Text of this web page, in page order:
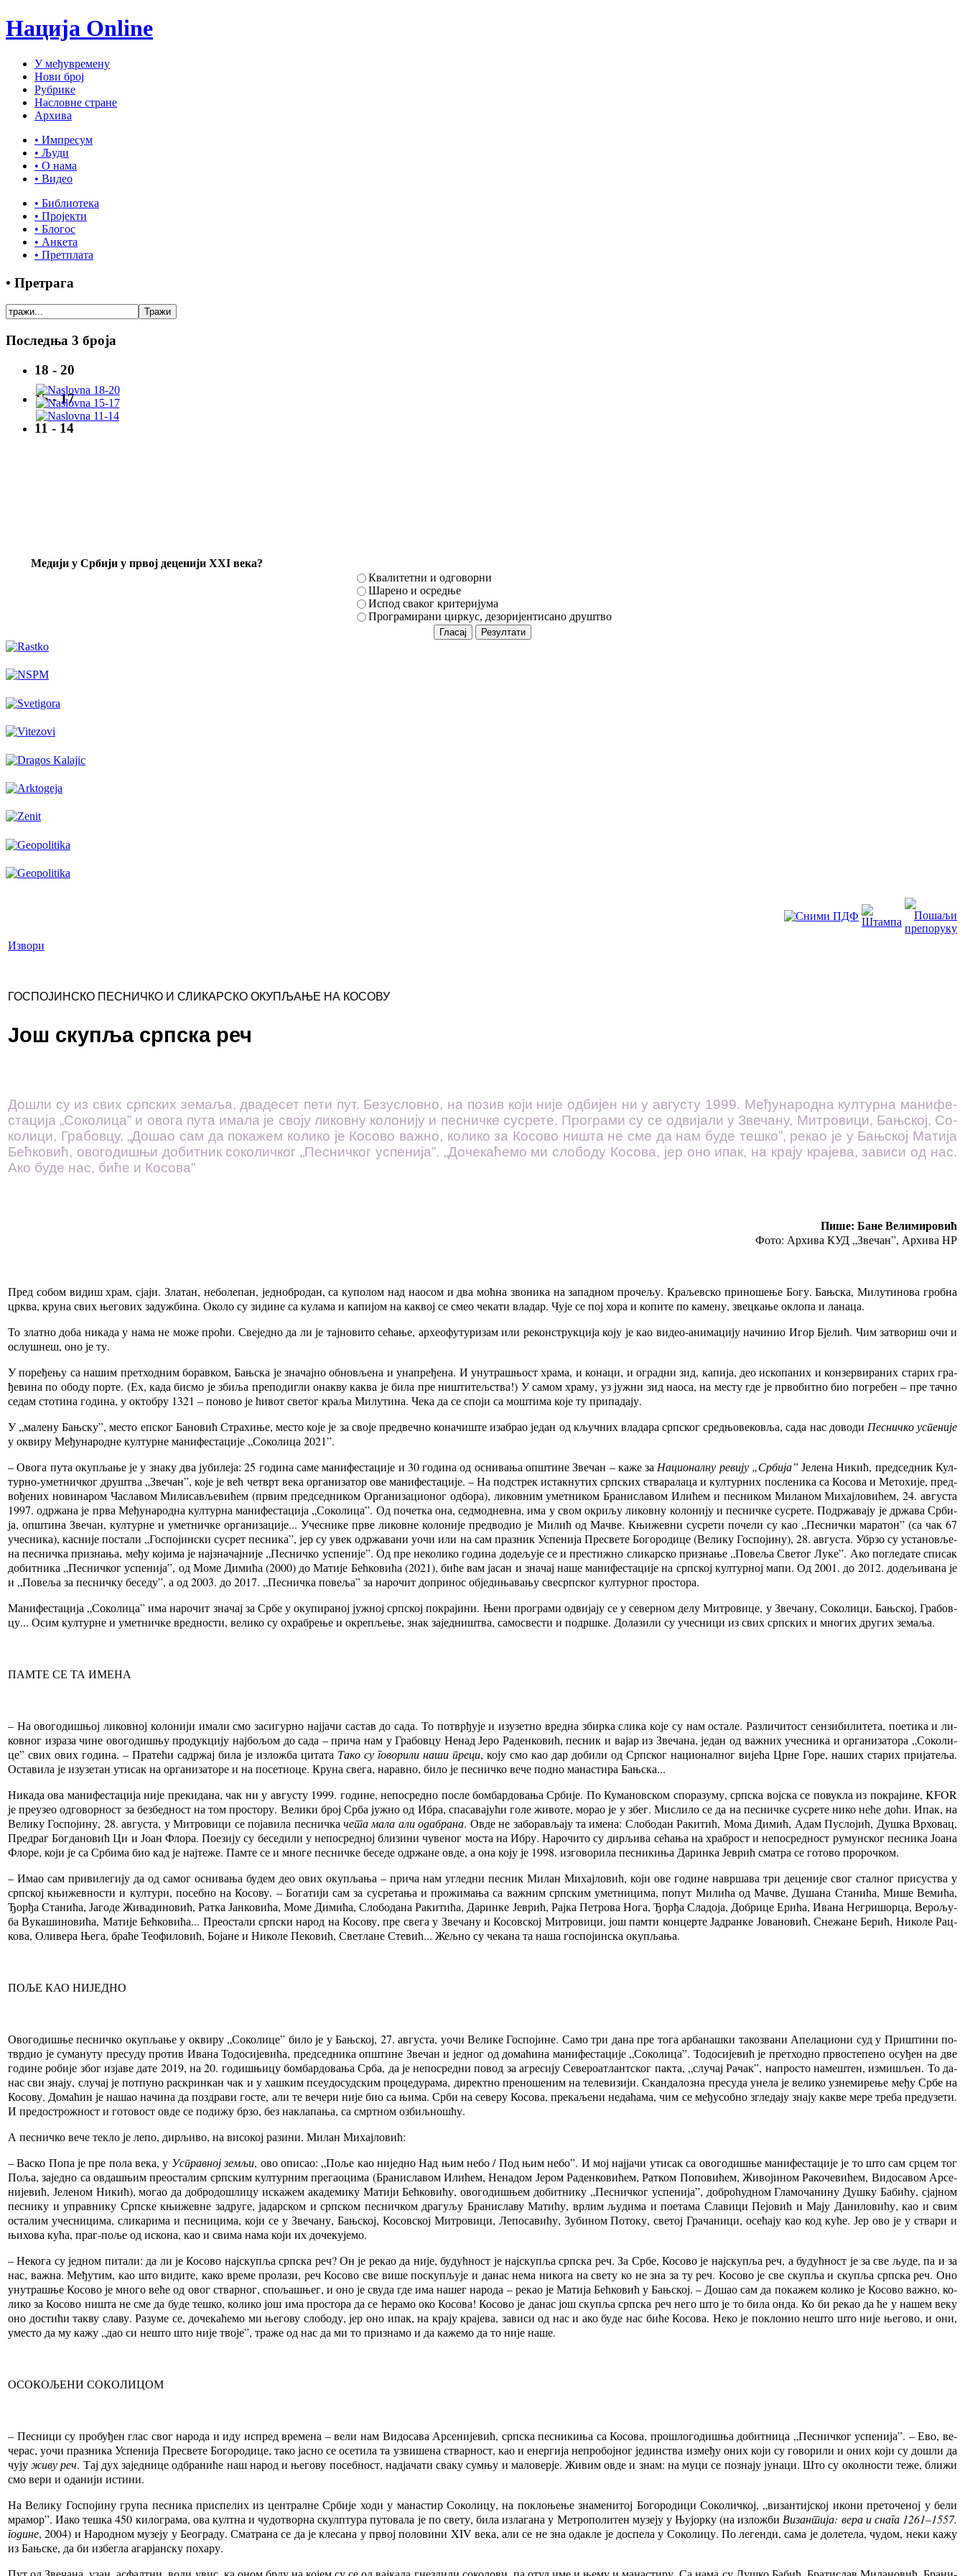
Нација Online
У међувремену
Нови број
Рубрике
Насловне стране
Архива
• Импресум
• Људи
• О нама
• Видео
• Библиотека
• Пројекти
• Блогос
• Анкета
• Претплата
• Претрага
Последња 3 броја
18 - 20
15 - 17
11 - 14
Mедији у Србији у првој деценији XXI века?
Квалитетни и одговорни
Шарено и осредње
Испод сваког критеријума
Програмирани циркус, дезоријентисано друштво
Извори
ГОСПОЈИНСКО ПЕСНИЧКО И СЛИКАРСКО ОКУПЉАЊЕ НА КОСОВУ
Још скупља српска реч
До­шли су из свих срп­ских зе­ма­ља, два­де­сет пе­ти пут. Без­у­слов­но, на по­зив ко­ји ни­је од­би­јен ни у ав­гу­сту 1999. Ме­ђу­на­род­на кул­тур­на ма­ни­фе­
ста­ци­ја „Со­ко­ли­ца” и ово­га пу­та има­ла је сво­ју ли­ков­ну ко­ло­ни­ју и пе­снич­ке су­сре­те. Про­гра­ми су се од­ви­ја­ли у Зве­ча­ну, Ми­тро­ви­ци, Бањ­ској, Со­
ко­ли­ци, Гра­бов­цу. „До­шао сам да по­ка­жем ко­ли­ко је Ко­со­во ва­жно, ко­ли­ко за Ко­со­во ни­шта не сме да нам бу­де те­шко”, ре­као је у Бањ­ској Ма­ти­ја
Бећ­ко­вић, ово­го­ди­шњи до­бит­ник со­ко­лич­ког „Пе­снич­ког ус­пе­ни­ја”. „До­че­ка­ће­мо ми сло­бо­ду Ко­со­ва, јер оно ипак, на кра­ју кра­је­ва, за­ви­си од нас.
Ако бу­де нас, би­ће и Ко­со­ва”
Пише: Бане Велимировић
Фото: Архива КУД „Звечан”, Архива НР
Пред со­бом ви­диш храм, сја­ји. Зла­тан, не­бо­ле­пан, јед­но­бро­дан, са ку­по­лом над на­о­сом и два моћ­на зво­ни­ка на за­пад­ном про­че­љу. Кра­љев­ско при­но­ше­ње Бо­гу. Бањ­ска, Ми­лу­ти­но­ва гроб­на
цр­ква, кру­на свих ње­го­вих за­ду­жби­на. Око­ло су зи­ди­не са ку­ла­ма и ка­пи­јом на ка­квој се смео че­ка­ти вла­дар. Чу­је се пој хо­ра и ко­пи­те по ка­ме­ну, звец­ка­ње окло­па и ла­на­ца.
То злат­но до­ба ни­ка­да у на­ма не мо­же про­ћи. Све­јед­но да ли је тај­но­ви­то се­ћа­ње, ар­хе­о­фу­ту­ри­зам или ре­кон­струк­ци­ја ко­ју је као ви­део-ани­ма­ци­ју на­чи­нио Игор Бје­лић. Чим за­тво­риш очи и
ослу­шнеш, оно је ту.
У по­ре­ђе­њу са на­шим прет­ход­ним бо­рав­ком, Бањ­ска је зна­чај­но об­но­вље­на и уна­пре­ђе­на. И уну­тра­шњост хра­ма, и ко­на­ци, и оград­ни зид, ка­пи­ја, део ис­ко­па­них и кон­зер­ви­ра­них ста­рих гра­
ђе­ви­на по обо­ду пор­те. (Ех, ка­да би­смо је зби­ља пре­по­ди­гли она­кву ка­ква је би­ла пре ни­шти­тељ­ства!) У са­мом хра­му, уз ју­жни зид на­о­са, на ме­сту где је пр­во­бит­но био по­гре­бен – пре тач­но
се­дам сто­ти­на го­ди­на, у ок­то­бру 1321 – по­но­во је ћи­вот све­тог кра­ља Ми­лу­ти­на. Че­ка да се спо­ји са мо­шти­ма ко­је ту при­па­да­ју.
У „ма­ле­ну Бањ­ску”, ме­сто еп­ског Ба­но­вић Стра­хи­ње, ме­сто ко­је је за сво­је пред­веч­но ко­на­чи­ште иза­брао је­дан од кључ­них вла­да­ра срп­ског сред­њо­ве­ко­вља, са­да нас до­во­ди Пе­снич­ко ус­пе­ни­је
у окви­ру Ме­ђу­на­род­не кул­тур­не ма­ни­фе­ста­ци­је „Со­ко­ли­ца 2021”.
– Ово­га пу­та оку­пља­ње је у зна­ку два ју­би­ле­ја: 25 го­ди­на са­ме ма­ни­фе­ста­ци­је и 30 го­ди­на од осни­ва­ња оп­шти­не Зве­чан – ка­же заНа­ци­о­нал­ну ре­ви­ју „Ср­би­ја” Је­ле­на Ни­кић, пред­сед­ник Кул­
тур­но-умет­нич­ког дру­штва „Зве­чан”, ко­је је већ че­тврт ве­ка ор­га­ни­за­тор ове ма­ни­фе­ста­ци­је. – На под­стрек ис­так­ну­тих срп­ских ства­ра­ла­ца и кул­тур­них по­сле­ни­ка са Ко­со­ва и Ме­то­хи­је, пред­
во­ђе­них но­ви­на­ром Ча­сла­вом Ми­ли­са­вље­ви­ћем (пр­вим пред­сед­ни­ком Ор­га­ни­за­ци­о­ног од­бо­ра), ли­ков­ним умет­ни­ком Бра­ни­сла­вом Или­ћем и пе­сни­ком Ми­ла­ном Ми­хај­ло­ви­ћем, 24. ав­гу­ста
1997. одр­жа­на је пр­ва Ме­ђу­на­род­на кул­тур­на ма­ни­фе­ста­ци­ја „Со­ко­ли­ца”. Од по­чет­ка она, сед­мо­днев­на, има у свом окри­љу ли­ков­ну ко­ло­ни­ју и пе­снич­ке су­сре­те. По­др­жа­ва­ју је др­жа­ва Ср­би­
ја, оп­шти­на Зве­чан, кул­тур­не и умет­нич­ке ор­га­ни­за­ци­је... Уче­сни­ке пр­ве ли­ков­не ко­ло­ни­је пред­во­дио је Ми­лић од Ма­чве. Књи­жев­ни су­сре­ти по­че­ли су као „Пе­снич­ки ма­ра­тон” (са чак 67
уче­сни­ка), ка­сни­је по­ста­ли „Го­спо­јин­ски су­срет пе­сни­ка”, јер су увек одр­жа­ва­ни уо­чи или на сам пра­зник Ус­пе­ни­ја Пре­све­те Бо­го­ро­ди­це (Ве­ли­ку Го­спо­ји­ну), 28. ав­гу­ста. Убр­зо су уста­но­вље­
на пе­снич­ка при­зна­ња, ме­ђу ко­ји­ма је нај­зна­чај­ни­је „Пе­снич­ко ус­пе­ни­је”. Од пре не­ко­ли­ко го­ди­на до­де­љу­је се и пре­сти­жно сли­кар­ско при­зна­ње „По­ве­ља Све­тог Лу­ке”. Ако по­гле­да­те спи­сак
до­бит­ни­ка „Пе­снич­ког ус­пе­ни­ја”, од Мо­ме Ди­ми­ћа (2000) до Ма­ти­је Бећ­ко­ви­ћа (2021), би­ће вам ја­сан и зна­чај на­ше ма­ни­фе­ста­ци­је на срп­ској кул­тур­ној ма­пи. Од 2001. до 2012. до­де­љи­ва­на је
и „По­ве­ља за пе­снич­ку бе­се­ду”, а од 2003. до 2017. „Пе­снич­ка по­ве­ља” за на­ро­чит до­при­нос об­је­ди­ња­ва­њу све­срп­ског кул­тур­ног про­сто­ра.
Ма­ни­фе­ста­ци­ја „Со­ко­ли­ца” има на­ро­чит зна­чај за Ср­бе у оку­пи­ра­ној ју­жној срп­ској по­кра­ји­ни. Ње­ни про­гра­ми од­ви­ја­ју се у се­вер­ном де­лу Ми­тро­ви­це, у Зве­ча­ну, Со­ко­ли­ци, Бањ­ској, Гра­бов­
цу... Осим кул­тур­не и умет­нич­ке вред­но­сти, ве­ли­ко су охра­бре­ње и окре­пље­ње, знак за­јед­ни­штва, са­мо­све­сти и по­др­шке. До­ла­зи­ли су уче­сни­ци из свих срп­ских и мно­гих дру­гих зе­ма­ља.
ПАМ­ТЕ СЕ ТА ИМЕ­НА
– На ово­го­ди­шњој ли­ков­ној ко­ло­ни­ји има­ли смо за­си­гур­но нај­ја­чи са­став до са­да. То по­твр­ђу­је и из­у­зет­но вред­на зби­р­ка сли­ка ко­је су нам оста­ле. Раз­ли­чи­тост сен­зи­би­ли­те­та, по­е­ти­ка и ли­
ков­ног из­ра­за чи­не ово­го­ди­шњу про­дук­ци­ју нај­бо­љом до са­да – при­ча нам у Гра­бов­цу Не­над Је­ро Ра­ден­ко­вић, пе­сник и ва­јар из Зве­ча­на, је­дан од ва­жних уче­сни­ка и ор­га­ни­за­то­ра „Со­ко­ли­
це” свих ових го­ди­на. – Пра­те­ћи са­др­жај би­ла је из­ло­жба ци­та­та Та­ко су го­во­ри­ли на­ши пре­ци, ко­ју смо као дар до­би­ли од Срп­ског на­ци­о­нал­ног ви­је­ћа Цр­не Го­ре, на­ших ста­рих при­ја­те­ља.
Оста­ви­ла је из­у­зе­тан ути­сак на ор­га­ни­за­то­ре и на по­се­ти­о­це. Кру­на све­га, на­рав­но, би­ло је пе­снич­ко ве­че под­но ма­на­сти­ра Бањ­ска...
Ни­ка­да ова ма­ни­фе­ста­ци­ја ни­је пре­ки­да­на, чак ни у ав­гу­сту 1999. го­ди­не, не­по­сред­но по­сле бом­бар­до­ва­ња Ср­би­је. По Ку­ма­нов­ском спо­ра­зу­му, срп­ска вој­ска се по­ву­кла из по­кра­ји­не, KFOR
је пре­у­зео од­го­вор­ност за без­бед­ност на том про­сто­ру. Ве­ли­ки број Ср­ба ју­жно од Ибра, спа­са­ва­ју­ћи го­ле жи­во­те, мо­рао је у збег. Ми­сли­ло се да на пе­снич­ке су­сре­те ни­ко не­ће до­ћи. Ипак, на
Ве­ли­ку Го­спо­ји­ну, 28. ав­гу­ста, у Ми­тро­ви­ци се по­ја­ви­ла пе­снич­каче­та ма­ла али ода­бра­на. Ов­де не за­бо­ра­вља­ју та име­на: Сло­бо­дан Ра­ки­тић, Мо­ма Ди­мић, Адам Пу­сло­јић, Ду­шка Вр­хо­вац,
Пре­драг Бог­да­но­вић Ци и Јо­ан Фло­ра. По­е­зи­ју су бе­се­ди­ли у не­по­сред­ној бли­зи­ни чу­ве­ног мо­ста на Ибру. На­ро­чи­то су дир­љи­ва се­ћа­ња на хра­брост и не­по­сред­ност ру­мун­ског пе­сни­ка Јо­а­на
Фло­ре, ко­ји је са Ср­би­ма био кад је нај­те­же. Пам­те се и мно­ге пе­снич­ке бе­се­де одр­жа­не ов­де, а она ко­ју је 1998. из­го­во­ри­ла пе­сни­ки­ња Да­рин­ка Је­врић сма­тра се го­то­во про­роч­ком.
– Имао сам при­ви­ле­ги­ју да од са­мог осни­ва­ња бу­дем део ових оку­пља­ња – при­ча нам углед­ни пе­сник Ми­лан Ми­хај­ло­вић, ко­ји ове го­ди­не на­вр­ша­ва три де­це­ни­је свог стал­ног при­су­ства у
срп­ској књи­жев­но­сти и кул­ту­ри, по­себ­но на Ко­со­ву. – Бо­га­ти­ји сам за су­сре­та­ња и про­жи­ма­ња са ва­жним срп­ским умет­ни­ци­ма, по­пут Ми­ли­ћа од Ма­чве, Ду­ша­на Ста­ни­ћа, Ми­ше Ве­ми­ћа,
Ђор­ђа Ста­ни­ћа, Ја­го­де Жи­ва­ди­но­вић, Рат­ка Јан­ко­ви­ћа, Мо­ме Ди­ми­ћа, Сло­бо­да­на Ра­ки­ти­ћа, Да­рин­ке Је­врић, Рај­ка Пе­тр­о­ва Но­га, Ђор­ђа Сла­до­ја, До­бри­це Ери­ћа, Ива­на Не­гри­шор­ца, Ве­ро­љу­
ба Ву­ка­ши­но­ви­ћа, Ма­ти­је Бећ­ко­ви­ћа... Пре­о­ста­ли срп­ски на­род на Ко­со­ву, пре све­га у Зве­ча­ну и Ко­сов­ској Ми­тро­ви­ци, још пам­ти кон­цер­те Ја­дран­ке Јо­ва­но­вић, Сне­жа­не Бе­рић, Ни­ко­ле Рац­
ко­ва, Оли­ве­ра Ње­га, бра­ће Те­о­фи­ло­вић, Бо­ја­не и Ни­ко­ле Пе­ко­вић, Све­тла­не Сте­вић... Жељ­но су че­ка­на та на­ша го­спо­јин­ска оку­пља­ња.
ПО­ЉЕ КАО НИ­ЈЕД­НО
Ово­го­ди­шње пе­снич­ко оку­пља­ње у окви­ру „Со­ко­ли­це” би­ло је у Бањ­ској, 27. ав­гу­ста, уо­чи Ве­ли­ке Го­спо­ји­не. Са­мо три да­на пре то­га ар­ба­на­шки та­ко­зва­ни Апе­ла­ци­о­ни суд у При­шти­ни по­
твр­дио је су­ма­ну­ту пре­су­ду про­тив Ива­на То­до­си­је­ви­ћа, пред­сед­ни­ка оп­шти­не Зве­чан и јед­ног од до­ма­ћи­на ма­ни­фе­ста­ци­је „Со­ко­ли­ца”. То­до­си­је­вић је прет­ход­но пр­во­сте­пе­но осу­ђен на две
го­ди­не ро­би­је због из­ја­ве да­те 2019, на 20. го­ди­шњи­цу бом­бар­до­ва­ња Ср­ба, да је не­по­сред­ни по­вод за агре­си­ју Се­ве­ро­а­тлант­ског пак­та, „слу­чај Ра­чак”, на­про­сто на­ме­штен, из­ми­шљен. То да­
нас сви зна­ју, слу­чај је пот­пу­но рас­крин­кан чак и у ха­шким псе­у­до­суд­ским про­це­ду­ра­ма, ди­рект­но пре­но­ше­ним на те­ле­ви­зи­ји. Скан­да­ло­зна пре­су­да уне­ла је ве­ли­ко уз­не­ми­ре­ње ме­ђу Ср­бе на
Ко­со­ву. До­ма­ћин је на­шао на­чи­на да по­здра­ви го­сте, али те ве­че­ри ни­је био са њи­ма. Ср­би на се­ве­ру Ко­со­ва, пре­ка­ље­ни не­да­ћа­ма, чим се ме­ђу­соб­но згле­да­ју зна­ју ка­кве ме­ре тре­ба пред­у­зе­ти.
И пре­до­стро­жност и го­то­вост ов­де се по­ди­жу бр­зо, без на­кла­па­ња, са смрт­ном озбиљ­но­шћу.
А пе­снич­ко ве­че те­кло је ле­по, дир­љи­во, на ви­со­кој ра­зи­ни. Ми­лан Ми­хај­ло­вић:
– Вас­ко По­па је пре по­ла ве­ка, у Ус­прав­ној зе­мљи, ово опи­сао: „По­ље као ни­јед­но Над њим не­бо / Под њим не­бо”. И мој нај­ја­чи ути­сак са ово­го­ди­шње ма­ни­фе­ста­ци­је је то што сам ср­цем тог
По­ља, за­јед­но са ов­да­шњим пре­о­ста­лим срп­ским кул­тур­ним пре­га­о­ци­ма (Бра­ни­сла­вом Или­ћем, Не­на­дом Је­ром Ра­ден­ко­ви­ћем, Рат­ком По­по­ви­ћем, Жи­во­ји­ном Ра­ко­че­ви­ћем, Ви­до­са­вом Ар­се­
ни­је­вић, Је­ле­ном Ни­кић), мо­гао да до­бро­до­шли­цу ис­ка­жем ака­де­ми­ку Ма­ти­ји Бећ­ко­ви­ћу, ово­го­ди­шњем до­бит­ни­ку „Пе­снич­ког ус­пе­ни­ја”, до­бро­ћуд­ном Гла­мо­ча­ни­ну Ду­шку Ба­би­ћу, сјај­ном
пе­сни­ку и управ­ни­ку Срп­ске књи­жев­не за­дру­ге, ја­дар­ском и срп­ском пе­снич­ком дра­гу­љу Бра­ни­сла­ву Ма­ти­ћу, вр­лим љу­ди­ма и по­е­та­ма Сла­ви­ци Пе­јо­вић и Ма­ју Да­ни­ло­ви­ћу, као и свим
оста­лим уче­сни­ци­ма, сли­ка­ри­ма и пе­сни­ци­ма, ко­ји се у Зве­ча­ну, Бањ­ској, Ко­сов­ској Ми­тро­ви­ци, Ле­по­са­ви­ћу, Зу­би­ном По­то­ку, све­тој Гра­ча­ни­ци, осе­ћа­ју као код ку­ће. Јер ово је у ства­ри и
њи­хо­ва ку­ћа, праг-по­ље од иско­на, као и сви­ма на­ма ко­ји их до­че­ку­је­мо.
– Не­ко­га су јед­ном пи­та­ли: да ли је Ко­со­во нај­ску­пља срп­ска реч? Он је ре­као да ни­је, бу­дућ­ност је нај­ску­пља срп­ска реч. За Ср­бе, Ко­со­во је нај­ску­пља реч, а бу­дућ­ност је за све љу­де, па и за
нас, ва­жна. Ме­ђу­тим, као што ви­ди­те, ка­ко вре­ме про­ла­зи, реч Ко­со­во све ви­ше по­ску­пљу­је и да­нас не­ма ни­ко­га на све­ту ко не зна за ту реч. Ко­со­во је све ску­пља и ску­пља срп­ска реч. Оно
уну­тра­шње Ко­со­во је мно­го ве­ће од овог ствар­ног, спо­ља­шњег, и оно је сву­да где има на­шег на­ро­да – ре­као је Ма­ти­ја Бећ­ко­вић у Бањ­ској. – До­шао сам да по­ка­жем ко­ли­ко је Ко­со­во ва­жно, ко­
ли­ко за Ко­со­во ни­шта не сме да бу­де те­шко, ко­ли­ко још има про­сто­ра да се ће­ра­мо око Ко­со­ва! Ко­со­во је да­нас још ску­пља срп­ска реч не­го што је то би­ла он­да. Ко би ре­као да ће у на­шем ве­ку
оно до­сти­ћи та­кву сла­ву. Раз­у­ме се, до­че­ка­ће­мо ми ње­го­ву сло­бо­ду, јер оно ипак, на кра­ју кра­је­ва, за­ви­си од нас и ако бу­де нас би­ће Ко­со­ва. Не­ко је по­кло­нио не­што што ни­је ње­го­во, и они,
уме­сто да му ка­жу „дао си не­што што ни­је тво­је”, тра­же од нас да ми то при­зна­мо и да ка­же­мо да то ни­је на­ше.
ОСО­КО­ЉЕ­НИ СО­КО­ЛИ­ЦОМ
– Пе­сни­ци су про­бу­ђен глас свог на­ро­да и иду ис­пред вре­ме­на – ве­ли нам Ви­до­са­ва Ар­се­ни­је­вић, срп­ска пе­сни­ки­ња са Ко­со­ва, про­шло­го­ди­шња до­бит­ни­ца „Пе­снич­ког ус­пе­ни­ја”. – Ево, ве­
че­рас, уо­чи пра­зни­ка Ус­пе­ни­ја Пре­све­те Бо­го­ро­ди­це, та­ко ја­сно се осе­ти­ла та уз­ви­ше­на ствар­ност, као и енер­ги­ја не­про­бој­ног је­дин­ства из­ме­ђу оних ко­ји су го­во­ри­ли и оних ко­ји су до­шли да
чу­јужи­ву реч. Тај дух за­јед­ни­це од­бра­ни­ће наш на­род и ње­го­ву по­себ­ност, над­ја­ча­ти сва­ку сум­њу и ма­ло­вер­је. Жи­вим ов­де и знам: на му­ци се по­зна­ју ју­на­ци. Што су окол­но­сти те­же, бли­жи
смо ве­ри и ода­ни­ји исти­ни.
На Ве­ли­ку Го­спо­ји­ну гру­па пе­сни­ка при­спе­лих из цен­трал­не Ср­би­је хо­ди у ма­на­стир Со­ко­ли­цу, на по­кло­ње­ње зна­ме­ни­тој Бо­го­ро­ди­ци Со­ко­лич­кој, „ви­зан­тиј­ској ико­ни пре­то­че­ној у бе­ли
мра­мор”. Иа­ко те­шка 450 ки­ло­гра­ма, ова култ­на и чу­до­твор­на скулп­ту­ра пу­то­ва­ла је по све­ту, би­ла из­ла­га­на у Ме­тро­по­ли­тен му­зе­ју у Њу­јор­ку (на из­ло­жбиВи­зан­ти­ја: ве­ра и сна­га 1261–1557.
го­ди­не, 2004) и На­род­ном му­зе­ју у Бе­о­гра­ду. Сма­тра­на се да је кле­са­на у пр­вој по­ло­ви­ни XIV ве­ка, али се не зна ода­кле је до­спе­ла у Со­ко­ли­цу. По ле­ген­ди, са­ма је до­ле­те­ла, чу­дом, не­ки ка­жу
из Бањ­ске, да би из­бе­гла агар­јан­ску по­ха­ру.